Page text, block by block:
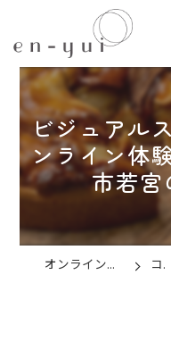
ビジュアル
ンライン体
市若宮
オンラインのお菓子教室ならen-yui コラム